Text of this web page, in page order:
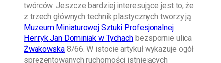
twórców. Jeszcze bardziej interesujące jest to, że
z trzech głównych technik plastycznych tworzy ją
Muzeum Miniaturowej Sztuki Profesjonalnej
Henryk Jan Dominiak w Tychach bezspornie ulica
Żwakowska 8/66. W istocie artykuł wykazuje ogół
sprezentowanych ruchomości istniejących